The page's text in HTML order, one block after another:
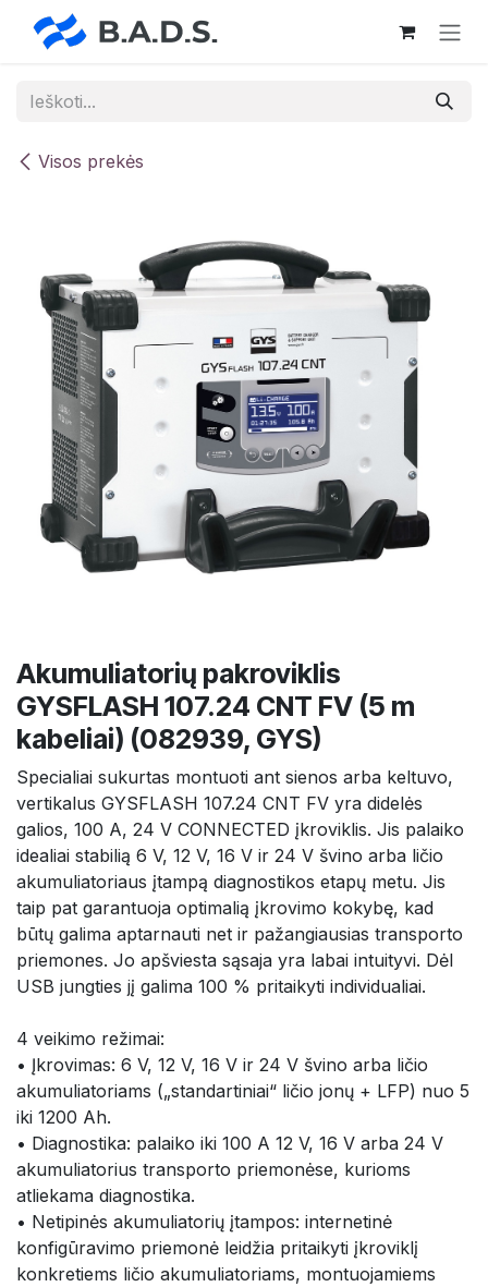
Skip to Content
Visos prekės
Akumuliatorių pakroviklis
GYSFLASH 107.24 CNT FV (5 m
kabeliai) (082939, GYS)
Specialiai sukurtas montuoti ant sienos arba keltuvo,
vertikalus GYSFLASH 107.24 CNT FV yra didelės
galios, 100 A, 24 V CONNECTED įkroviklis. Jis palaiko
idealiai stabilią 6 V, 12 V, 16 V ir 24 V švino arba ličio
akumuliatoriaus įtampą diagnostikos etapų metu. Jis
taip pat garantuoja optimalią įkrovimo kokybę, kad
būtų galima aptarnauti net ir pažangiausias transporto
priemones. Jo apšviesta sąsaja yra labai intuityvi. Dėl
USB jungties jį galima 100 % pritaikyti individualiai.
4 veikimo režimai:
• Įkrovimas: 6 V, 12 V, 16 V ir 24 V švino arba ličio
akumuliatoriams („standartiniai“ ličio jonų + LFP) nuo 5
iki 1200 Ah.
• Diagnostika: palaiko iki 100 A 12 V, 16 V arba 24 V
akumuliatorius transporto priemonėse, kurioms
atliekama diagnostika.
• Netipinės akumuliatorių įtampos: internetinė
konfigūravimo priemonė leidžia pritaikyti įkroviklį
konkretiems ličio akumuliatoriams, montuojamiems